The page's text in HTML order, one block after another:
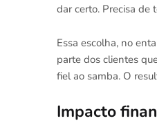
dar certo. Precisa de
Essa escolha, no
parte dos clientes
fiel ao samba. O
Impacto